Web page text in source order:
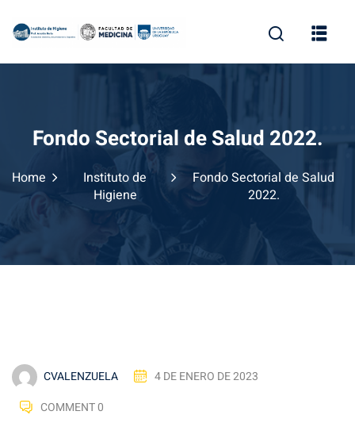
Fondo Sectorial de Salud 2022.
Home
Instituto de
Higiene
Fondo Sectorial de Salud
2022.
CVALENZUELA
4 DE ENERO DE 2023
COMMENT 0